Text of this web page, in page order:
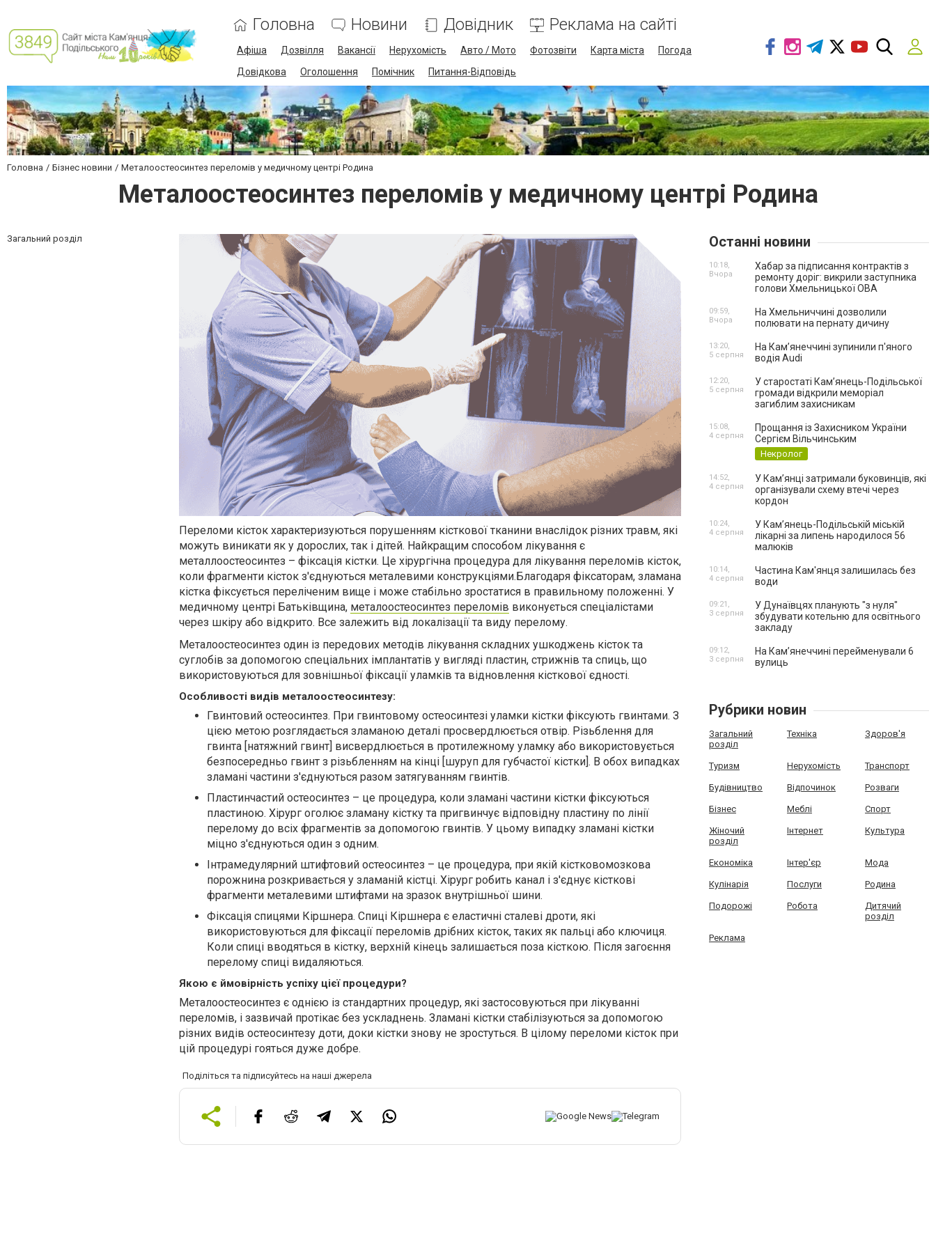
Головна Новини Довідник Реклама на сайті
Афіша Дозвілля Вакансії Нерухомість Авто / Мото Фотозвіти Карта міста
Погода
Довідкова
Оголошення Помічник Питання-Відповідь
Головна Бізнес новини Металоостеосинтез переломів у медичному центрі Родина
Металоостеосинтез переломів у медичному центрі Родина
Загальний розділ
Переломи кісток характеризуються порушенням кісткової тканини внаслідок різних травм, які
можуть виникати як у дорослих, так і дітей. Найкращим способом лікування є
металлоостеосинтез – фіксація кістки. Це хірургічна процедура для лікування переломів кісток,
коли фрагменти кісток з'єднуються металевими конструкціями.Благодаря фіксаторам, зламана
кістка фіксується переліченим вище і може стабільно зростатися в правильному положенні. У
медичному центрі Батьківщина, металоостеосинтез переломів виконується спеціалістами
через шкіру або відкрито. Все залежить від локалізації та виду перелому.
Металоостеосинтез один із передових методів лікування складних ушкоджень кісток та
суглобів за допомогою спеціальних імплантатів у вигляді пластин, стрижнів та спиць, що
використовуються для зовнішньої фіксації уламків та відновлення кісткової єдності.
Особливості видів металоостеосинтезу:
Гвинтовий остеосинтез. При гвинтовому остеосинтезі уламки кістки фіксують гвинтами. З
цією метою розглядається зламаною деталі просвердлюється отвір. Різьблення для
гвинта [натяжний гвинт] висвердлюється в протилежному уламку або використовується
безпосередньо гвинт з різьбленням на кінці [шуруп для губчастої кістки]. В обох випадках
зламані частини з'єднуються разом затягуванням гвинтів.
Пластинчастий остеосинтез – це процедура, коли зламані частини кістки фіксуються
пластиною. Хірург оголює зламану кістку та пригвинчує відповідну пластину по лінії
перелому до всіх фрагментів за допомогою гвинтів. У цьому випадку зламані кістки
міцно з'єднуються один з одним.
Інтрамедулярний штифтовий остеосинтез – це процедура, при якій кістковомозкова
порожнина розкривається у зламаній кістці. Хірург робить канал і з'єднує кісткові
фрагменти металевими штифтами на зразок внутрішньої шини.
Фіксація спицями Кіршнера. Спиці Кіршнера є еластичні сталеві дроти, які
використовуються для фіксації переломів дрібних кісток, таких як пальці або ключиця.
Коли спиці вводяться в кістку, верхній кінець залишається поза кісткою. Після загоєння
перелому спиці видаляються.
Якою є ймовірність успіху цієї процедури?
Металоостеосинтез є однією із стандартних процедур, які застосовуються при лікуванні
переломів, і зазвичай протікає без ускладнень. Зламані кістки стабілізуються за допомогою
різних видів остеосинтезу доти, доки кістки знову не зростуться. В цілому переломи кісток при
цій процедурі гояться дуже добре.
Поділіться та підписуйтесь на наші джерела
Останні новини
Хабар за підписання контрактів з
ремонту доріг: викрили заступника
голови Хмельницької ОВА
10:18,
Вчора
На Хмельниччині дозволили
полювати на пернату дичину
09:59,
Вчора
На Камʼянеччині зупинили п'яного
водія Audi
13:20,
5 серпня
У старостаті Кам’янець-Подільської
громади відкрили меморіал
загиблим захисникам
12:20,
5 серпня
Прощання із Захисником України
Сергієм Вільчинським
Некролог
15:08,
4 серпня
У Кам’янці затримали буковинців, які
організували схему втечі через
кордон
14:52,
4 серпня
У Кам’янець-Подільській міській
лікарні за липень народилося 56
малюків
10:24,
4 серпня
Частина Кам'янця залишилась без
води
10:14,
4 серпня
У Дунаївцях планують "з нуля"
збудувати котельню для освітнього
закладу
09:21,
3 серпня
На Камʼянеччині перейменували 6
вулиць
09:12,
3 серпня
Рубрики новин
Загальний
розділ
Техніка Здоров'я
Туризм Нерухомість Транспорт
Будівництво Відпочинок Розваги
Бізнес Меблі Спорт
Жіночий
розділ
Інтернет Культура
Економіка Інтер'єр Мода
Кулінарія Послуги Родина
Подорожі Робота
Дитячий
розділ
Реклама